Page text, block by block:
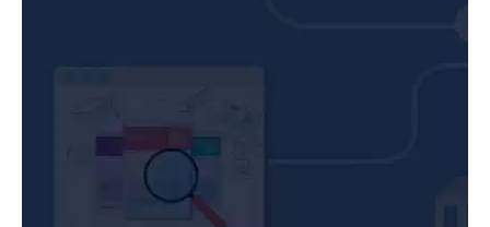
παραγγελίες σας.
Δείτε το ως μελλοντική επένδυση.
Η δημιουργία ενός αξιόπιστου ηλεκτρονικού